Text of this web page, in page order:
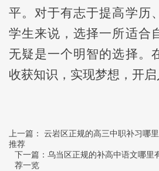
平。对于有志于提高学历
学生来说，选择一所适合
无疑是一个明智的选择。
收获知识，实现梦想，开启
上一篇： 云岩区正规的高三中职补习哪
推荐
下一篇： 乌当区正规的补高中语文哪里
荐一览